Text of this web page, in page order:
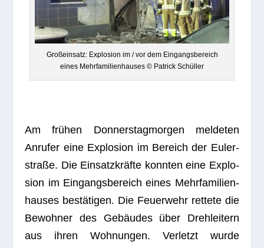
Groß­ein­satz: Explo­sion im / vor dem Ein­gangs­be­reich
eines Mehr­fa­mi­li­en­hau­ses © Patrick Schüller
Am frü­hen Don­ners­tag­mor­gen mel­de­ten
Anru­fer eine Explo­sion im Bereich der Euler­
straße. Die Ein­satz­kräfte konn­ten eine Explo­
sion im Ein­gangs­be­reich eines Mehr­fa­mi­li­en­
hau­ses bestä­ti­gen. Die Feu­er­wehr ret­tete die
Bewoh­ner des Gebäu­des über Dreh­lei­tern
aus ihren Woh­nun­gen. Ver­letzt wurde